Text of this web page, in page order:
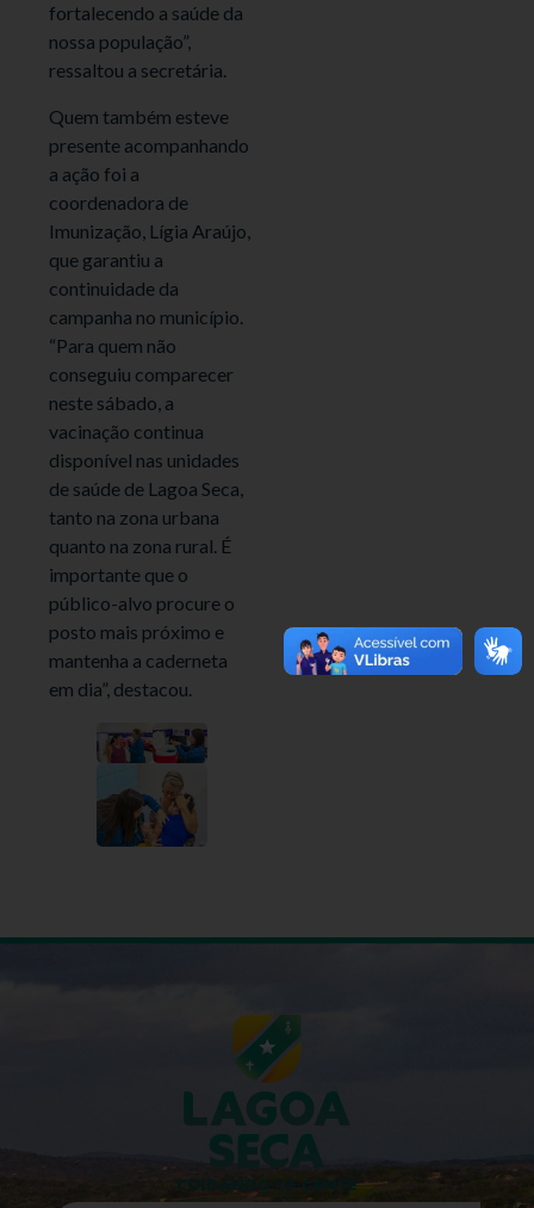
fortalecendo a saúde da
nossa população”,
ressaltou a secretária.
Quem também esteve
presente acompanhando
a ação foi a
coordenadora de
Imunização, Lígia Araújo,
que garantiu a
continuidade da
campanha no município.
“Para quem não
conseguiu comparecer
neste sábado, a
vacinação continua
disponível nas unidades
de saúde de Lagoa Seca,
tanto na zona urbana
quanto na zona rural. É
importante que o
público-alvo procure o
posto mais próximo e
mantenha a caderneta
em dia”, destacou.